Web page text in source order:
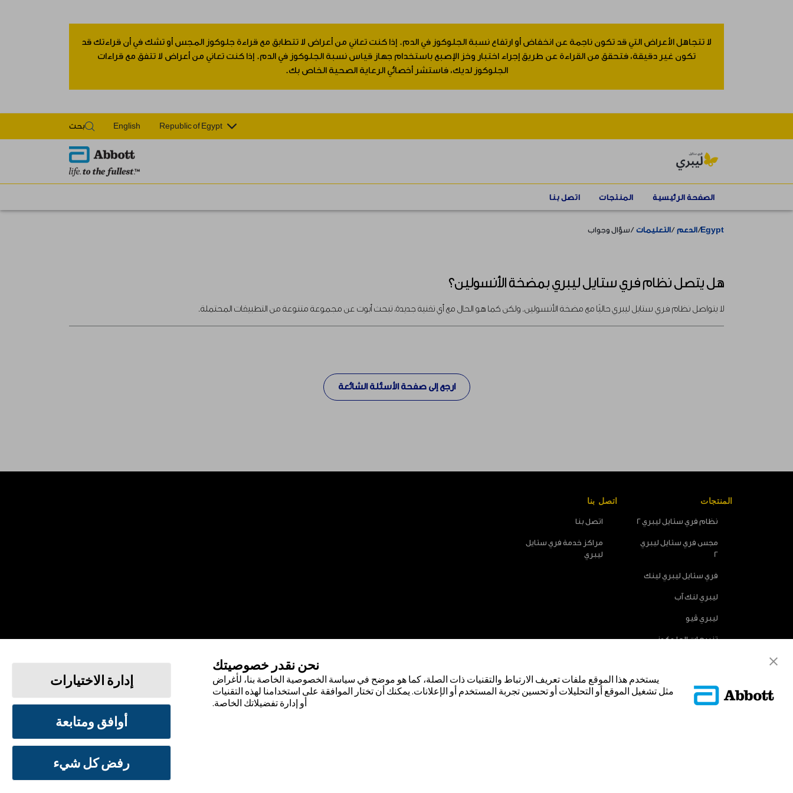
لا تتجاهل الأعراض التي قد تكون ناجمة عن انخفاض أو ارتفاع نسبة الجلوكوز في الدم. إذا كنت تعاني من أعراض لا تتطابق مع قراءة جلوكوز المجس أو تشك في أن قراءتك قد
تكون غير دقيقة، فتحقق من القراءة عن طريق إجراء اختبار وخز الإصبع باستخدام جهاز قياس نسبة الجلوكوز في الدم. إذا كنت تعاني من أعراض لا تتفق مع قراءات
الجلوكوز لديك، فاستشر أخصائي الرعاية الصحية الخاص بك.
Republic of Egypt
English بحث
الصفحة الرئيسية المنتجات اتصل بنا
Egypt الدعم التعليمات سؤال وجواب
هل يتصل نظام فري ستايل ليبري بمضخة الأنسولين؟
لا يتواصل نظام فري ستايل ليبري حاليًا مع مضخة الأنسولين. ولكن كما هو الحال مع أي تقنية جديدة، تبحث أبوت عن مجموعة متنوعة من التطبيقات المحتملة.
ارجع إلى صفحة الأسئلة الشائعة
المنتجات
نظام فري ستايل ليبري 2
مجس فري ستايل ليبري
2
فري ستايل ليبري لينك
ليبري لنك آب
ليبري ڤيو
تنبيهات الجلوكوز
اتصل بنا
اتصل بنا
مراكز خدمة فري ستايل
ليبري
سياسة الخصوصية
نحن نقدر خصوصيتك
يستخدم هذا الموقع ملفات تعريف الارتباط والتقنيات ذات الصلة، كما هو موضح في سياسة الخصوصية الخاصة بنا، لأغراض
مثل تشغيل الموقع أو التحليلات أو تحسين تجربة المستخدم أو الإعلانات. يمكنك أن تختار الموافقة على استخدامنا لهذه التقنيات
أو إدارة تفضيلاتك الخاصة.
إدارة الاختيارات
أوافق ومتابعة
رفض كل شيء